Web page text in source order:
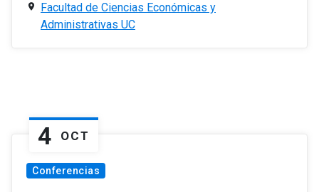
Facultad de Ciencias Económicas y
Administrativas UC
4 OCT
Conferencias